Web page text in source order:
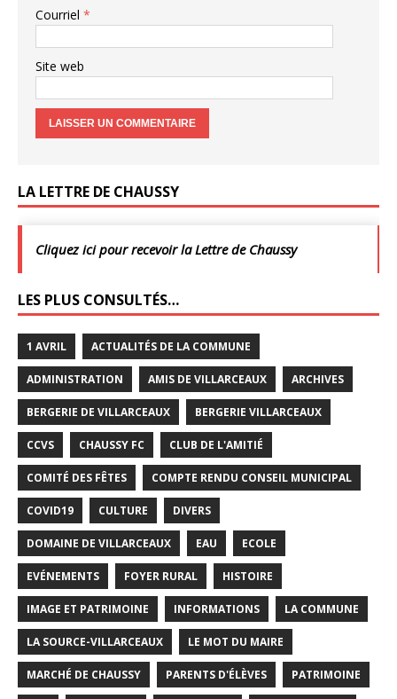
Courriel *
Site web
LA LETTRE DE CHAUSSY
Cliquez ici pour recevoir la Lettre de Chaussy
LES PLUS CONSULTÉS…
1 AVRIL ACTUALITÉS DE LA COMMUNE
ADMINISTRATION AMIS DE VILLARCEAUX ARCHIVES
BERGERIE DE VILLARCEAUX BERGERIE VILLARCEAUX
CCVS CHAUSSY FC CLUB DE L'AMITIÉ
COMITÉ DES FÊTES COMPTE RENDU CONSEIL MUNICIPAL
COVID19 CULTURE DIVERS
DOMAINE DE VILLARCEAUX EAU ECOLE
EVÉNEMENTS FOYER RURAL HISTOIRE
IMAGE ET PATRIMOINE INFORMATIONS LA COMMUNE
LA SOURCE-VILLARCEAUX LE MOT DU MAIRE
MARCHÉ DE CHAUSSY PARENTS D'ÉLÈVES PATRIMOINE